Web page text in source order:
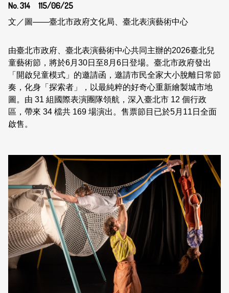
地圖搜尋
關於我們
訂閱文化快遞
聯絡我們
會員基本資料
網站導覽 English
日本語 登入/註冊
No. 314 115/06/25
文／圖——臺北市政府文化局、臺北表演藝術中心
由臺北市政府、臺北表演藝術中心共同主辦的2026臺北兒
童藝術節，將於6月30日至8月6日登場。臺北市政府發出
「開啟兒童模式」的邀請函，邀請市民全家大小脫離日常節
奏，化身「探索者」，以最純粹的好奇心重新繪製城市地
圖。由 31 組國際表演團隊領航，深入臺北市 12 個行政
區，帶來 34 檔共 169 場演出。售票節目已於5月11日全面
啟售。